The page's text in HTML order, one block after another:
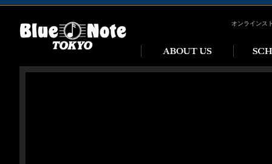
オンラインス